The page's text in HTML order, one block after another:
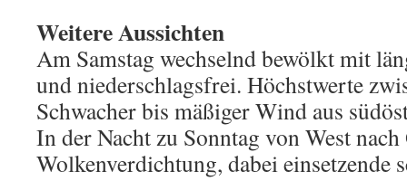
Weitere Aussichten
Am Samstag wechselnd bewölkt mit
und niederschlagsfrei. Höchstwerte
Schwacher bis mäßiger Wind aus
In der Nacht zu Sonntag von West
Wolkenverdichtung, dabei einsetzende